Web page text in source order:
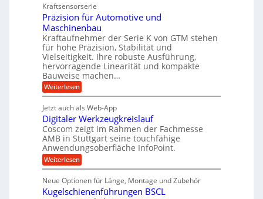
i
n
d
e
t
r
i
e
b
e
f
ü
r
r
a
e
U
n
d
A
u
f
t
r
a
g
s
e
i
n
g
a
n
g
l
o
s
e
,
w
e
n
i
g
e
r
S
t
e
l
e
h
n
s
t
a
n
g
e
n
g
e
t
r
i
e
b
e
f
ü
r
r
ä
Kraftsensorserie
Präzision für Automotive und
Maschinenbau
Kraftaufnehmer der Serie K von GTM stehen
für hohe Präzision, Stabilität und
Vielseitigkeit. Ihre robuste Ausführung,
hervorragende Linearität und kompakte
Bauweise machen…
Weiterlesen:
P
ä
z
i
s
i
o
n
f
r
A
Jetzt auch als Web-App
Digitaler Werkzeugkreislauf
Coscom zeigt im Rahmen der Fachmesse
AMB in Stuttgart seine touchfähige
Anwendungsoberfläche InfoPoint.
Weiterlesen:
D
g
i
Neue Optionen für Länge, Montage und Zubehör
Kugelschienenführungen BSCL